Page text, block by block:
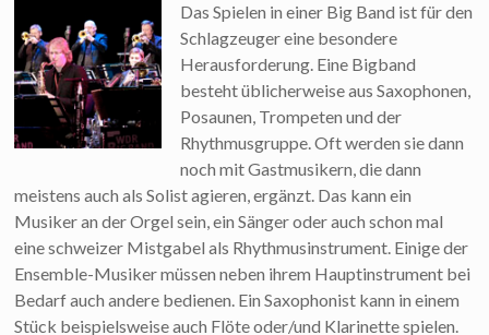
Das Spielen in einer Big Band ist für den
Schlagzeuger eine besondere
Herausforderung. Eine Bigband
besteht üblicherweise aus Saxophonen,
Posaunen, Trompeten und der
Rhythmusgruppe. Oft werden sie dann
noch mit Gastmusikern, die dann
meistens auch als Solist agieren, ergänzt. Das kann ein
Musiker an der Orgel sein, ein Sänger oder auch schon mal
eine schweizer Mistgabel als Rhythmusinstrument. Einige der
Ensemble-Musiker müssen neben ihrem Hauptinstrument bei
Bedarf auch andere bedienen. Ein Saxophonist kann in einem
Stück beispielsweise auch Flöte oder/und Klarinette spielen.